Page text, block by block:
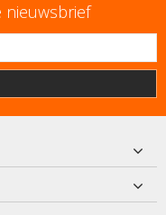
nieuwsbrief